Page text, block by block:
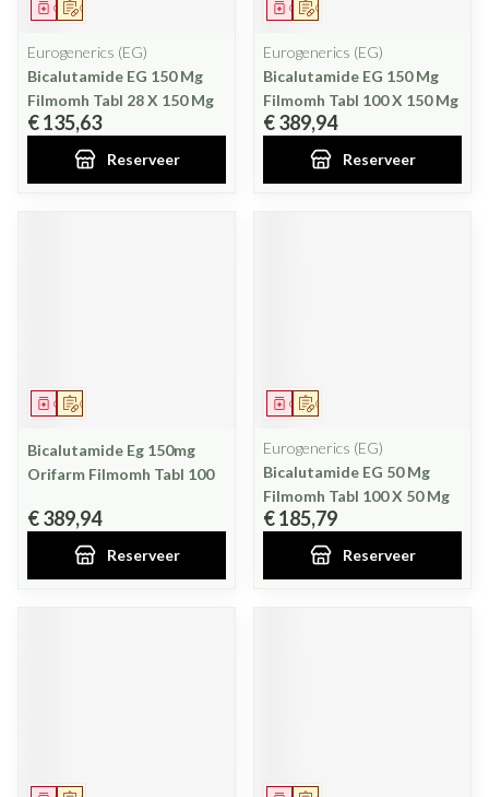
Op voorschrift
Geneesmiddel
Eurogenerics (EG)
Bicalutamide EG 150 Mg
Filmomh Tabl 28 X 150 Mg
€ 135,63
Reserveer
Op voorschrift
Geneesmiddel
Eurogenerics (EG)
Bicalutamide EG 150 Mg
Filmomh Tabl 100 X 150 Mg
€ 389,94
Reserveer
Op voorschrift
Geneesmiddel
Bicalutamide Eg 150mg
Orifarm Filmomh Tabl 100
€ 389,94
Reserveer
Op voorschrift
Geneesmiddel
Eurogenerics (EG)
Bicalutamide EG 50 Mg
Filmomh Tabl 100 X 50 Mg
€ 185,79
Reserveer